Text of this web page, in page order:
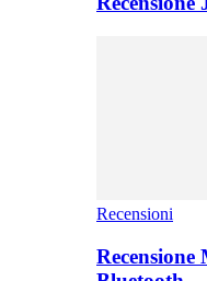
Recensioni